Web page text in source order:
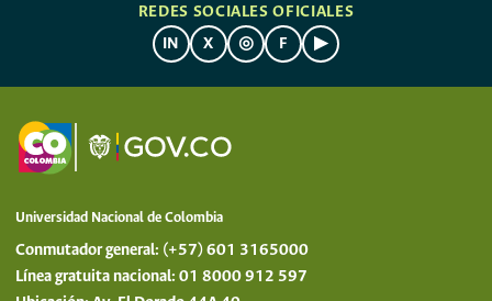
REDES SOCIALES OFICIALES
IN
X ◎ F ▶
Universidad Nacional de Colombia
Conmutador general: (+57) 601 3165000
Línea gratuita nacional: 01 8000 912 597